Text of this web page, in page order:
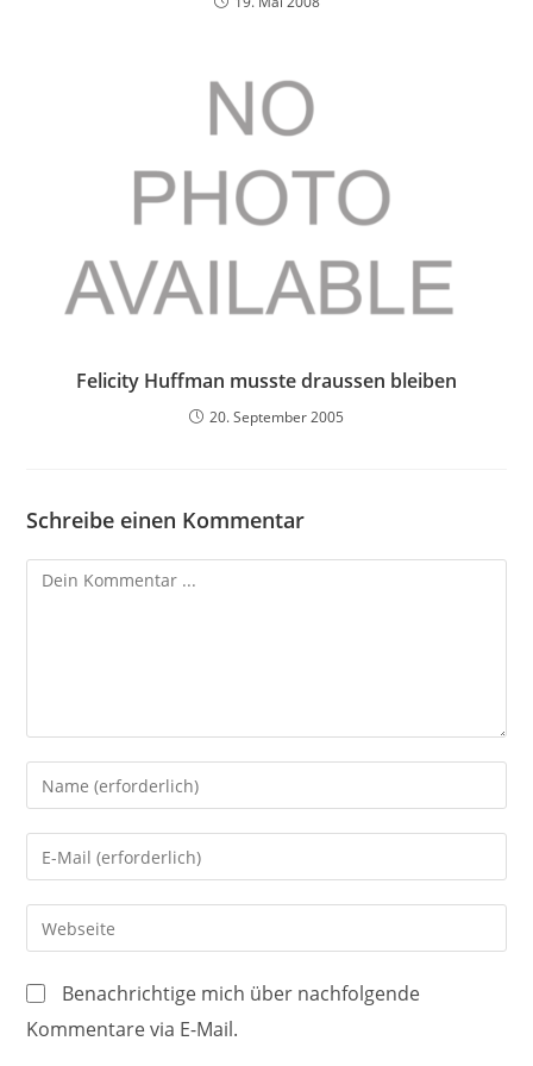
Felicity Huffman musste draussen bleiben
20. September 2005
Schreibe einen Kommentar
Kommentieren
Gib
deinen
Namen
oder
Benutzernamen
zum
ein
Gib
deine
E-
Mail-
zum
Kommentieren
Gib
deine
Website-
URL
ein
Benachrichtige mich über nachfolgende
Kommentare via E-Mail.